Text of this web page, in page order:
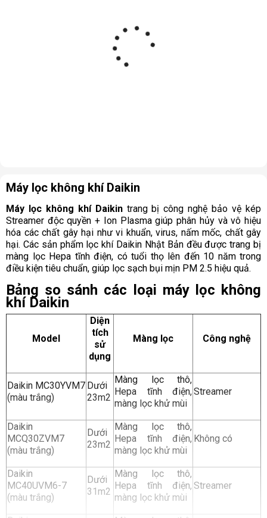
Máy lọc không khí Daikin
Máy lọc không khí Daikintrang bị công nghệ bảo vệ kép
Streamer độc quyền + Ion Plasma giúp phân hủy và vô hiệu
hóa các chất gây hại như vi khuẩn, virus, nấm mốc, chất gây
hại. Các sản phẩm lọc khí Daikin Nhật Bản đều được trang bị
màng lọc Hepa tĩnh điện, có tuổi thọ lên đến 10 năm trong
điều kiện tiêu chuẩn, giúp lọc sạch bụi mịn PM 2.5 hiệu quả.
Bảng so sánh các loại máy lọc không
khí Daikin
Model
Diện
tích
sử
dụng
Màng lọc Công nghệ
Daikin MC30YVM7
(màu trắng)
Dưới
23m2
Màng lọc thô,
Hepa tĩnh điện,
màng lọc khử mùi
Streamer
Daikin
MCQ30ZVM7
(màu trắng)
Dưới
23m2
Màng lọc thô,
Hepa tĩnh điện,
màng lọc khử mùi
Không có
Daikin
MC40UVM6-7
(màu trắng)
Dưới
31m2
Màng lọc thô,
Hepa tĩnh điện,
màng lọc khử mùi
Streamer